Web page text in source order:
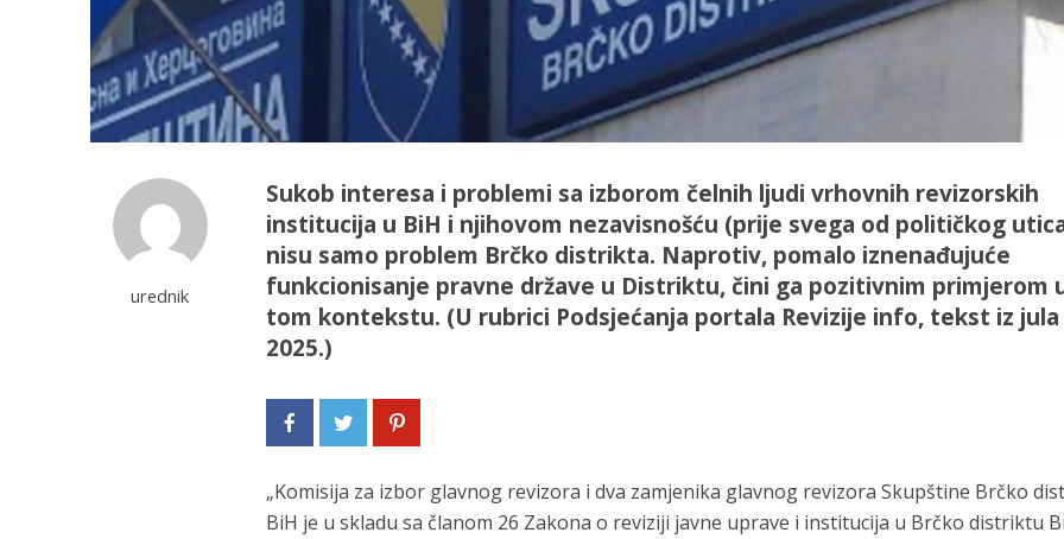
urednik
Sukob interesa i problemi sa izborom čelnih ljudi vrhovnih revizorskih
institucija u BiH i njihovom nezavisnošću (prije svega od političkog
nisu samo problem Brčko distrikta. Naprotiv, pomalo iznenađujuće
funkcionisanje pravne države u Distriktu, čini ga pozitivnim primjerom
tom kontekstu. (U rubrici Podsjećanja portala Revizije info, tekst iz jula
2025.)
„Komisija za izbor glavnog revizora i dva zamjenika glavnog revizora Skupštine Brčko
BiH je u skladu sa članom 26 Zakona o reviziji javne uprave i institucija u Brčko distriktu